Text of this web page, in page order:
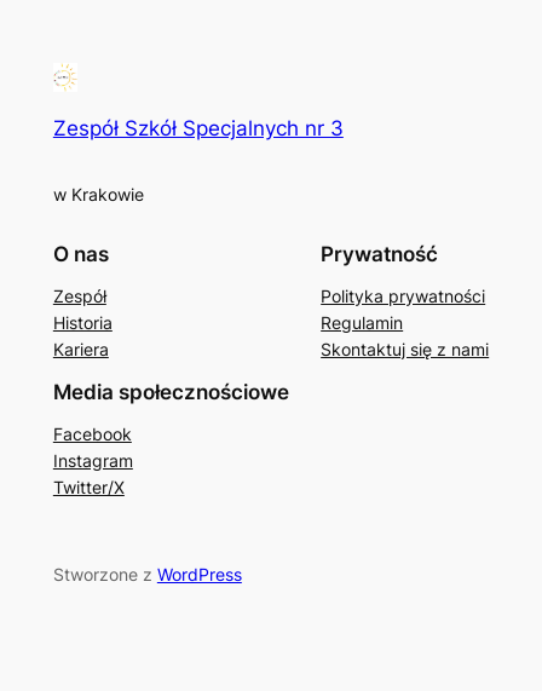
Zespół Szkół Specjalnych nr 3
w Krakowie
O nas
Zespół
Historia
Kariera
Prywatność
Polityka prywatności
Regulamin
Skontaktuj się z nami
Media społecznościowe
Facebook
Instagram
Twitter/X
Stworzone z WordPress